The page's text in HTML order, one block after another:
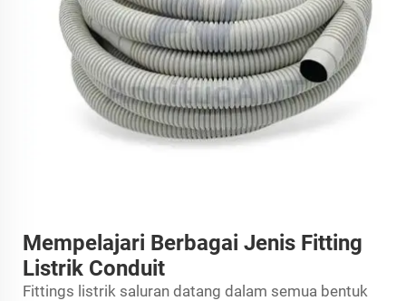
Mempelajari Berbagai Jenis Fitting
Listrik Conduit
Fittings listrik saluran datang dalam semua bentuk